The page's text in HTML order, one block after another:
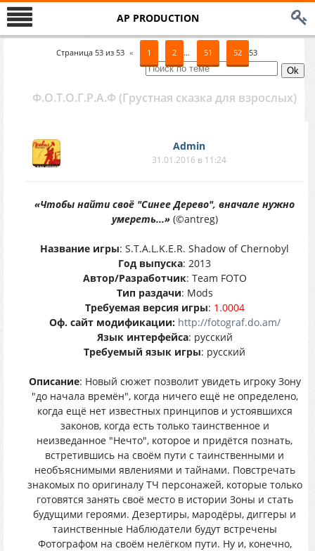
AP PRODUCTION
Страница 53из 53 « 1 2 … 51 52 53
Ф.О.Т.О.Г.Р.А.Ф (Грустная сказка для взрослых)
Аdmin
31.01.2016 в 11:24
«Чтобы найти своё "Синее Дерево", вначале нужно
умереть...»(©antreg)
Название игры: S.T.A.L.K.E.R. Shadow of Chernobyl
Год выпуска: 2013
Автор/Разработчик: Team FOTO
Тип раздачи: Mods
Требуемая версия игры: 1.0004
Оф. сайт модификации: http://fotograf.do.am/
Язык интерфейса: русский
Требуемый язык игры: русский
Описание: Новый сюжет позволит увидеть игроку Зону
"до начала времён", когда ничего ещё не определено,
когда ещё нет известных принципов и устоявшихся
законов, когда есть только таинственное и
неизведанное "Нечто", которое и придётся познать,
встретившись на своём пути с таинственными и
необъяснимыми явлениями и тайнами. Повстречать
знакомых по оригиналу ТЧ персонажей, которые только
готовятся занять своё место в истории Зоны и стать
будущими героями. Дезертиры, мародёры, диггеры и
таинственные Наблюдатели будут встречены
Фотографом на своём нелёгком пути. Ну и, конечно,